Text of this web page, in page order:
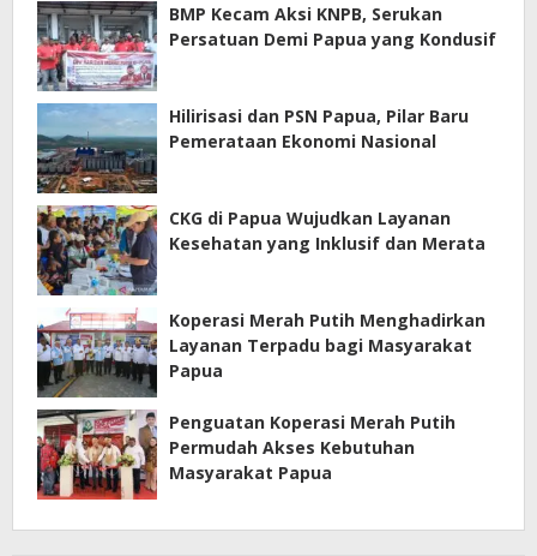
BMP Kecam Aksi KNPB, Serukan
Persatuan Demi Papua yang Kondusif
Hilirisasi dan PSN Papua, Pilar Baru
Pemerataan Ekonomi Nasional
CKG di Papua Wujudkan Layanan
Kesehatan yang Inklusif dan Merata
Koperasi Merah Putih Menghadirkan
Layanan Terpadu bagi Masyarakat
Papua
Penguatan Koperasi Merah Putih
Permudah Akses Kebutuhan
Masyarakat Papua